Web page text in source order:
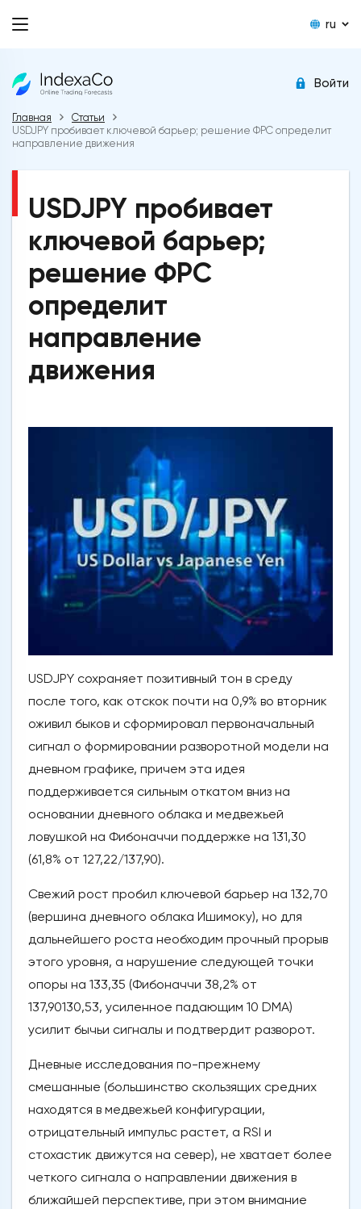
ru
Войти
Главная
Статьи
USDJPY пробивает ключевой барьер; решение ФРС определит
направление движения
USDJPY пробивает
ключевой барьер;
решение ФРС
определит
направление
движения
USDJPY сохраняет позитивный тон в среду
после того, как отскок почти на 0,9% во вторник
оживил быков и сформировал первоначальный
сигнал о формировании разворотной модели на
дневном графике, причем эта идея
поддерживается сильным откатом вниз на
основании дневного облака и медвежьей
ловушкой на Фибоначчи поддержке на 131,30
(61,8% от 127,22/137,90).
Свежий рост пробил ключевой барьер на 132,70
(вершина дневного облака Ишимоку), но для
дальнейшего роста необходим прочный прорыв
этого уровня, а нарушение следующей точки
опоры на 133,35 (Фибоначчи 38,2% от
137,90130,53, усиленное падающим 10 DMA)
усилит бычьи сигналы и подтвердит разворот.
Дневные исследования по-прежнему
смешанные (большинство скользящих средних
находятся в медвежьей конфигурации,
отрицательный импульс растет, а RSI и
стохастик движутся на север), не хватает более
четкого сигнала о направлении движения в
ближайшей перспективе, при этом внимание